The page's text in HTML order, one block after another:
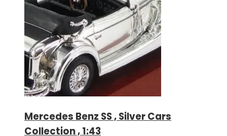
Mercedes Benz SS , Silver Cars
Collection , 1:43